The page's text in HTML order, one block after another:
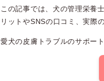
この記事では、犬の管理栄養
リットやSNSの口コミ、実際
愛犬の皮膚トラブルのサポー